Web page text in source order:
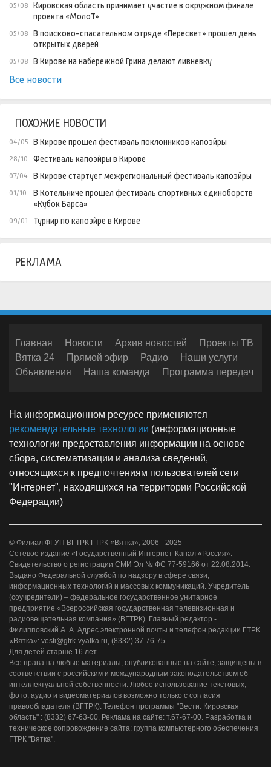
05/08
Кировская область принимает участие в окружном финале
проекта «МолоТ»
05/08
В поисково-спасательном отряде «Пересвет» прошел день
открытых дверей
05/08 В Кирове на набережной Грина делают ливневку
Все новости
ПОХОЖИЕ НОВОСТИ
04/05 В Кирове прошел фестиваль поклонников капоэйры
28/10 Фестиваль капоэйры в Кирове
07/04 В Кирове стартует межрегиональный фестиваль капоэйры
01/10
В Котельниче прошел фестиваль спортивных единоборств
«Кубок Барса»
09/01 Турнир по капоэйре в Кирове
РЕКЛАМА
Главная Новости Архив новостей
Проекты ТВ
Вятка 24
Прямой эфир Радио
Наши услуги
Объявления
Наша команда Программа передач
На информационном ресурсе применяются
рекомендательные технологии (информационные
технологии предоставления информации на основе
сбора, систематизации и анализа сведений,
относящихся к предпочтениям пользователей сети
"Интернет", находящихся на территории Российской
Федерации)
© Филиал ФГУП ВГТРК ГТРК «Вятка», 2006 - 2025
Сетевое издание «Государственный Интернет-Канал «Россия».
Свидетельство о регистрации СМИ Эл № ФС 77-59166 от 22.08.2014.
Выдано Федеральной службой по надзору в сфере связи,
информационных технологий и массовых коммуникаций. Учредитель
(соучредители) – федеральное государственное унитарное
предприятие «Всероссийская государственная телевизионная и
радиовещательная компания» (ВГТРК). Главный редактор -
Филипповский А. А. Адрес электронной почты и телефон редакции ГТРК
«Вятка»: vesti@gtrk-vyatka.ru, (8332) 37-76-75.
Для детей старше 16 лет.
Все права на любые материалы, опубликованные на сайте, защищены в
соответствии с российским и международным законодательством об
интеллектуальной собственности. Любое использование текстовых,
фото, аудио и видеоматериалов возможно только с согласия
правообладателя (ВГТРК). Телефон программы "Вести. Кировская
область" : (8332) 67-63-00, Реклама на сайте: т.67-67-00. Разработка и
техническое сопровождение сайта: группа компьютерного обеспечения
ГТРК "Вятка".